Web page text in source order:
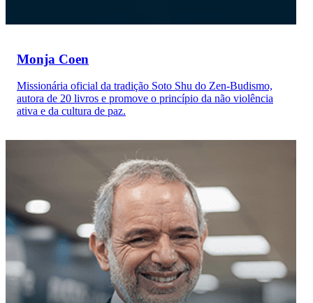
Monja Coen
Missionária oficial da tradição Soto Shu do Zen-Budismo,
autora de 20 livros e promove o princípio da não violência
ativa e da cultura de paz.